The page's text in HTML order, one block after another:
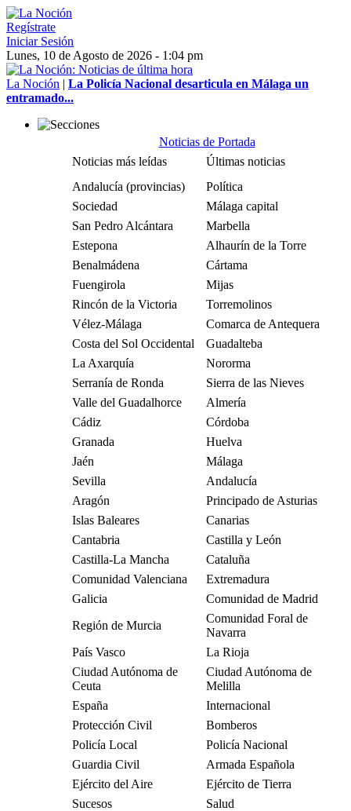
Regístrate
Iniciar Sesión
Lunes, 10 de Agosto de 2026 - 1:04 pm
La Noción | La Policía Nacional desarticula en Málaga un
entramado...
Noticias de Portada
Noticias más leídas
Últimas noticias
Andalucía (provincias)
Política
Sociedad
Málaga capital
San Pedro Alcántara
Marbella
Estepona
Alhaurín de la Torre
Benalmádena
Cártama
Fuengirola
Mijas
Rincón de la Victoria
Torremolinos
Vélez-Málaga
Comarca de Antequera
Costa del Sol Occidental
Guadalteba
La Axarquía
Nororma
Serranía de Ronda
Sierra de las Nieves
Valle del Guadalhorce
Almería
Cádiz
Córdoba
Granada
Huelva
Jaén
Málaga
Sevilla
Andalucía
Aragón
Principado de Asturias
Islas Baleares
Canarias
Cantabria
Castilla y León
Castilla-La Mancha
Cataluña
Comunidad Valenciana
Extremadura
Galicia
Comunidad de Madrid
Región de Murcia
Comunidad Foral de
Navarra
País Vasco
La Rioja
Ciudad Autónoma de
Ceuta
Ciudad Autónoma de
Melilla
España
Internacional
Protección Civil
Bomberos
Policía Local
Policía Nacional
Guardia Civil
Armada Española
Ejército del Aire
Ejército de Tierra
Sucesos
Salud